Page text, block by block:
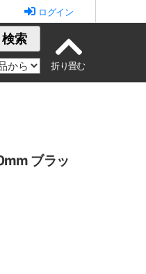
ログイン
検索
ブラッ